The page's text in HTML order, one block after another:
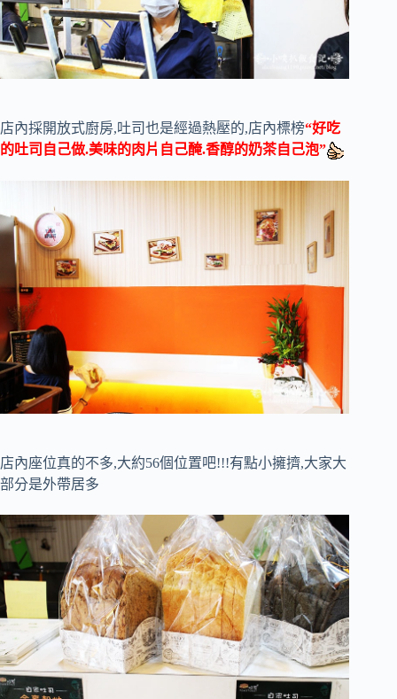
店內採開放式廚房,吐司也是經過熱壓的,店內標榜“好吃
的吐司自己做.美味的肉片自己醃.香醇的奶茶自己泡”
店內座位真的不多,大約56個位置吧!!!有點小擁擠,大家大
部分是外帶居多